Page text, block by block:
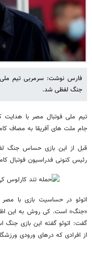
فارس نوشت: سرمربی تیم ملی
جنگ لفظی شد.
تیم ملی فوتبال مصر با هدایت
جام ملت های آفریقا به مصاف
قبل از این بازی حساس جنگ
رئیس کنونی فدراسیون فوتبال
اتوئو در حساسیت بازی با مصر
«جنگ» است. کی روش به این
گفت: اتوئو گفته این بازی
از افرادی که درهای ورودی